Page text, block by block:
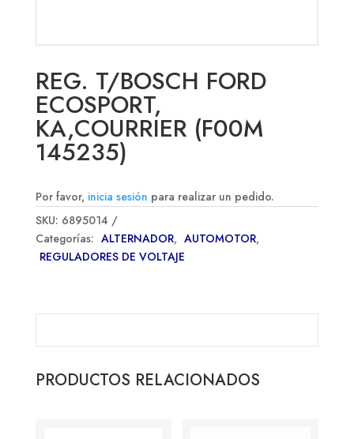
REG. T/BOSCH FORD
ECOSPORT,
KA,COURRIER (F00M
145235)
Por favor, inicia sesión para realizar un pedido.
SKU: 6895014
Categorías: ALTERNADOR, AUTOMOTOR,
REGULADORES DE VOLTAJE
PRODUCTOS RELACIONADOS